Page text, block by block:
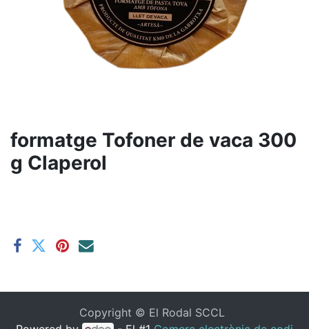
formatge Tofoner de vaca 300
g Claperol
Copyright © El Rodal SCCL